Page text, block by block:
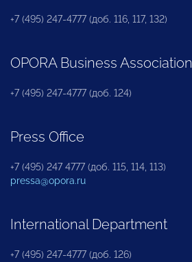
+7 (495) 247-4777 (доб. 116, 117, 132)
OPORA Business Association
+7 (495) 247-4777 (доб. 124)
Press Office
+7 (495) 247 4777 (доб. 115, 114, 113)
pressa@opora.ru
International Department
+7 (495) 247-4777 (доб. 126)